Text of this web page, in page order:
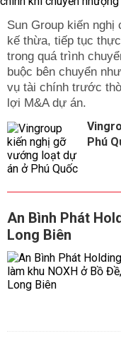
Sun Group kiến nghị
kế thừa, tiếp tục
trong quá trình
buộc bên chuyển
vụ tài chính trước
lợi M&A dự án.
Phú
An Bình Phát
Long Biên